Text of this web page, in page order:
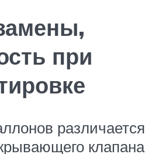
при
различается
клапана